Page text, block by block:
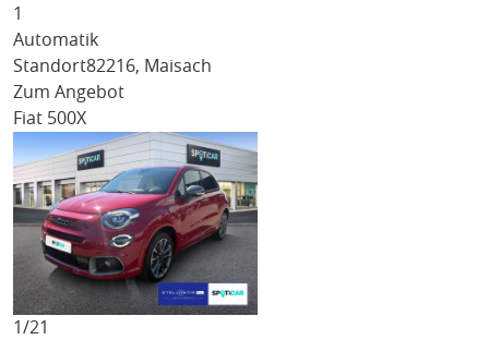
1
Automatik
Standort82216, Maisach
Zum Angebot
Fiat 500X
1/21